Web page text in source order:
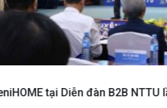
Training “Đạo đức nghề nghiệp”